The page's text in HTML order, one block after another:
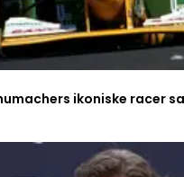
ikoniske racer